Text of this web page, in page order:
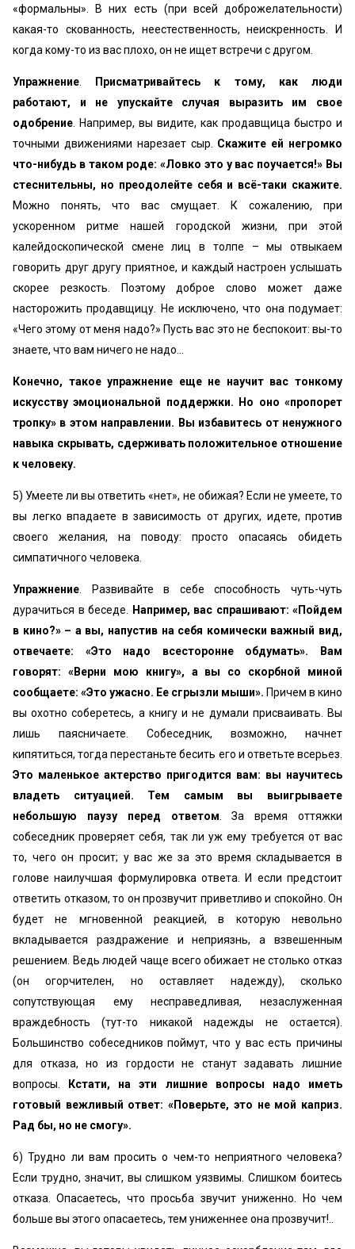
«формальны». В них есть (при всей доброжелательности)
какая-то скованность, неестественность, неискренность. И
когда кому-то из вас плохо, он не ищет встречи с другом.
Упражнение
Присматривайтесь к тому, как люди
работают, и не упускайте случая выразить им свое
одобрение . Например, вы видите, как продавщица быстро и
точными движениями нарезает сыр. Скажите ей негромко
что-нибудь в таком роде: «Ловко это у вас поучается!» Вы
стеснительны, но преодолейте себя и всё-таки скажите.
Можно понять, что вас смущает. К сожалению, при
ускоренном ритме нашей городской жизни, при этой
калейдоскопической смене лиц в толпе – мы отвыкаем
говорить друг другу приятное, и каждый настроен услышать
скорее резкость. Поэтому доброе слово может даже
насторожить продавщицу. Не исключено, что она подумает:
«Чего этому от меня надо?» Пусть вас это не беспокоит: вы-то
знаете, что вам ничего не надо...
Конечно, такое упражнение еще не научит вас тонкому
искусству эмоциональной поддержки. Но оно «пропорет
тропку» в этом направлении. Вы избавитесь от ненужного
навыка скрывать, сдерживать положительное отношение
к человеку.
5) Умеете ли вы ответить «нет», не обижая? Если не умеете, то
вы легко впадаете в зависимость от других, идете, против
своего желания, на поводу: просто опасаясь обидеть
симпатичного человека.
Упражнение . Развивайте в себе способность чуть-чуть
дурачиться в беседе.
Например, вас спрашивают: «Пойдем
в кино?» – а вы, напустив на себя комически важный вид,
отвечаете: «Это надо всесторонне обдумать». Вам
говорят: «Верни мою книгу», а вы со скорбной миной
сообщаете: «Это ужасно. Ее сгрызли мыши». Причем в кино
вы охотно соберетесь, а книгу и не думали присваивать. Вы
лишь паясничаете. Собеседник, возможно, начнет
кипятиться, тогда перестаньте бесить его и ответьте всерьез.
Это маленькое актерство пригодится вам: вы научитесь
владеть ситуацией. Тем самым вы выигрываете
небольшую паузу перед ответом . За время оттяжки
собеседник проверяет себя, так ли уж ему требуется от вас
то, чего он просит; у вас же за это время складывается в
голове наилучшая формулировка ответа. И если предстоит
ответить отказом, то он прозвучит приветливо и спокойно. Он
будет не мгновенной реакцией, в которую невольно
вкладывается раздражение и неприязнь, а взвешенным
решением. Ведь людей чаще всего обижает не столько отказ
(он огорчителен, но оставляет надежду), сколько
сопутствующая ему несправедливая, незаслуженная
враждебность (тут-то никакой надежды не остается).
Большинство собеседников поймут, что у вас есть причины
для отказа, но из гордости не станут задавать лишние
вопросы.
Кстати, на эти лишние вопросы надо иметь
готовый вежливый ответ: «Поверьте, это не мой каприз.
Рад бы, но не смогу».
6) Трудно ли вам просить о чем-то неприятного человека?
Если трудно, значит, вы слишком уязвимы. Слишком боитесь
отказа. Опасаетесь, что просьба звучит униженно. Но чем
больше вы этого опасаетесь, тем униженнее она прозвучит!..